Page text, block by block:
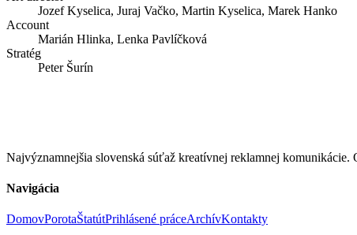
Jozef Kyselica, Juraj Vačko, Martin Kyselica, Marek Hanko
Account
Marián Hlinka, Lenka Pavlíčková
Stratég
Peter Šurín
Najvýznamnejšia slovenská súťaž kreatívnej reklamnej
Navigácia
DomovPorotaŠtatútPrihlásené práceArchívKontakty